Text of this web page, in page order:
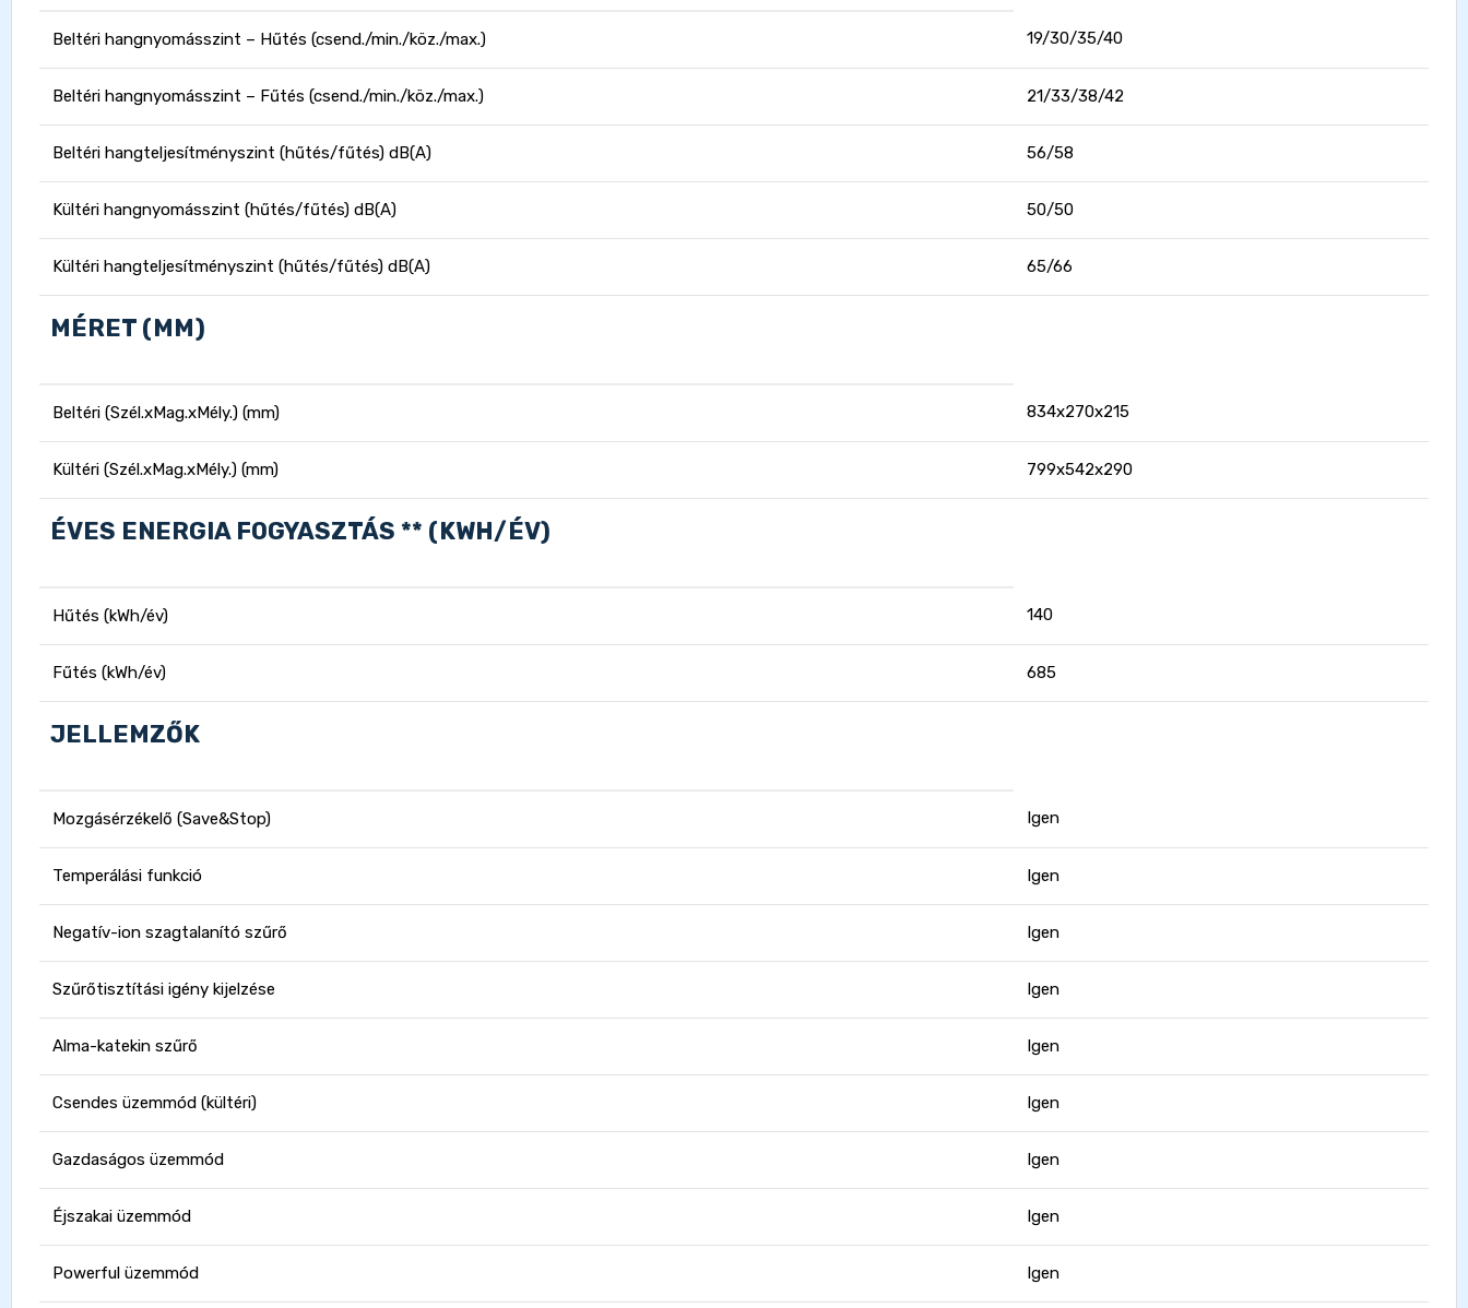
Beltéri hangnyomásszint – Hűtés (csend./min./köz./max.) 19/30/35/40
Beltéri hangnyomásszint – Fűtés (csend./min./köz./max.) 21/33/38/42
Beltéri hangteljesítményszint (hűtés/fűtés) dB(A) 56/58
Kültéri hangnyomásszint (hűtés/fűtés) dB(A) 50/50
Kültéri hangteljesítményszint (hűtés/fűtés) dB(A) 65/66
MÉRET (MM)
Beltéri (Szél.xMag.xMély.) (mm) 834x270x215
Kültéri (Szél.xMag.xMély.) (mm) 799x542x290
ÉVES ENERGIA FOGYASZTÁS ** (KWH/ÉV)
Hűtés (kWh/év) 140
Fűtés (kWh/év) 685
JELLEMZŐK
Mozgásérzékelő (Save&Stop) Igen
Temperálási funkció Igen
Negatív-ion szagtalanító szűrő Igen
Szűrőtisztítási igény kijelzése Igen
Alma-katekin szűrő Igen
Csendes üzemmód (kültéri) Igen
Gazdaságos üzemmód Igen
Éjszakai üzemmód Igen
Powerful üzemmód Igen